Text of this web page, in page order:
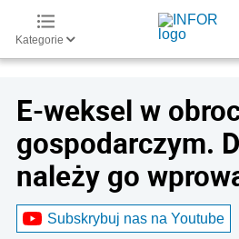
Kategorie
E-weksel w
gospodarczym.
należy go
Subskrybuj nas na Youtube